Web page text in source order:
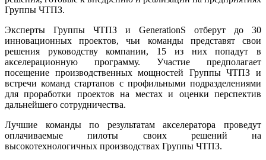
Группы ЧТПЗ.
Эксперты Группы ЧТПЗ и GenerationS отберут до 30
инновационных проектов, чьи команды представят свои
решения руководству компании, 15 из них попадут в
акселерационную программу. Участие предполагает
посещение производственных мощностей Группы ЧТПЗ и
встречи команд стартапов с профильными подразделениями
для проработки проектов на местах и оценки перспектив
дальнейшего сотрудничества.
Лучшие команды по результатам акселератора проведут
оплачиваемые пилоты своих решений на
высокотехнологичных производствах Группы ЧТПЗ.